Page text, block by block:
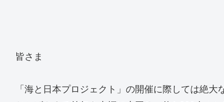
皆さま
「海と日本プロジェクト」の開催に際しては絶